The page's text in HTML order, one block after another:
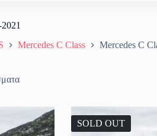
Mercedes C Class Mercedes C
Sorted
SOLD OUT